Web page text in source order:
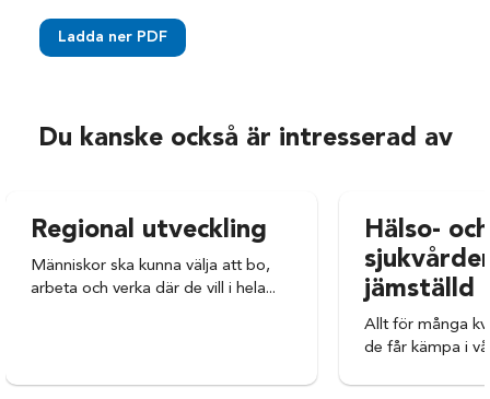
Ladda ner PDF
Du kanske också är intresserad av
Regional utveckling
Människor ska kunna välja att bo,
arbeta och verka där de vill i hela...
Hälso- och
jämställd
Allt för många
de får kämpa i